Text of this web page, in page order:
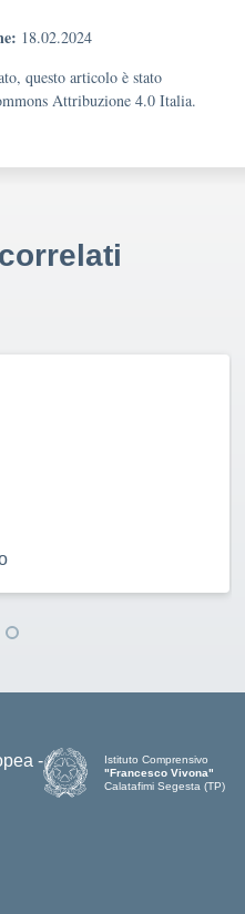
18.02.2024
questo articolo è stato
Attribuzione 4.0 Italia.
Istituto Comprensivo
"Francesco Vivona"
Calatafimi Segesta (TP)